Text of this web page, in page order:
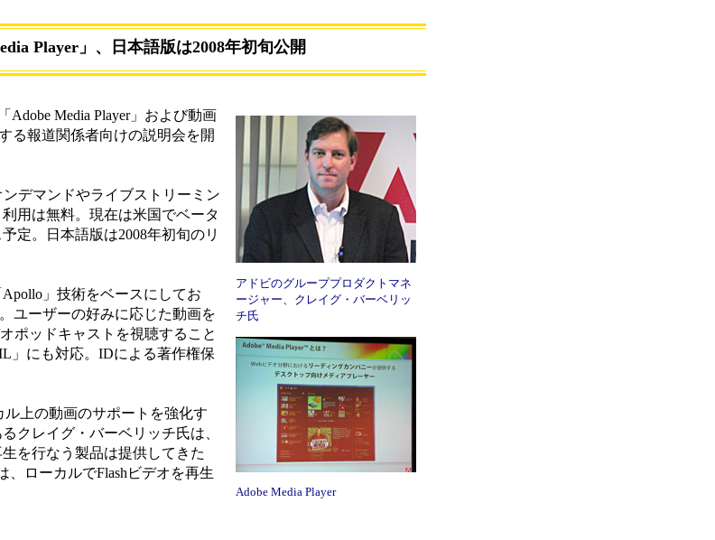
Player」、日本語版は2008年初旬公開
アドビのグループプロダクトマネ
ージャー、クレイグ・バーベリッ
チ氏
Adobe Media Player
Media Player」および動画
る報道関係者向けの説明会を開
デマンドやライブストリーミン
用は無料。現在は米国でベータ
定。日本語版は2008年初旬のリ
」技術をベースにしてお
ユーザーの好みに応じた動画を
ポッドキャストを視聴すること
」にも対応。IDによる著作権保
上の動画のサポートを強化す
クレイグ・バーベリッチ氏は、
を行なう製品は提供してきた
ローカルでFlashビデオを再生